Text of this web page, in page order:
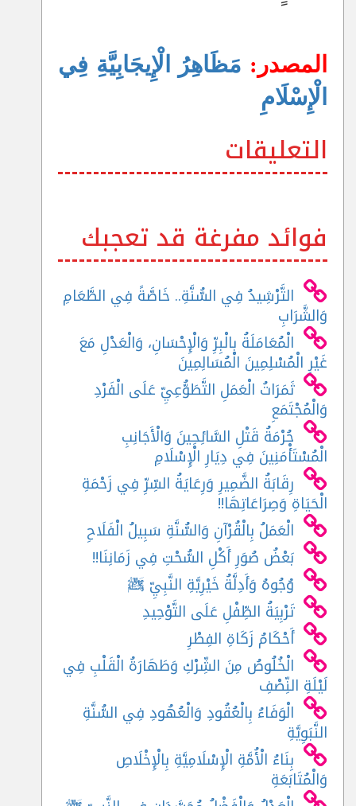
المصدر: مَظَاهِرُ الْإِيجَابِيَّةِ فِي
الْإِسْلَامِ
التعليقات
فوائد مفرغة قد تعجبك
التَّرْشِيدُ فِي السُّنَّةِ.. خَاصَّةً فِي الطَّعَامِ
وَالشَّرَابِ
الْمُعَامَلَةُ بِالْبِرِّ وَالْإِحْسَانِ، وَالْعَدْلِ مَعَ
غَيْرِ الْمُسْلِمِينَ الْمُسَالِمِينَ
ثَمَرَاتُ الْعَمَلِ التَّطَوُّعِيِّ عَلَى الْفَرْدِ
وَالْمُجْتَمَعِ
حُرْمَةُ قَتْلِ السَّائِحِينَ وَالْأَجَانِبِ
الْمُسْتَأْمَنِينَ فِي دِيَارِ الْإِسْلَامِ
رِقَابَةُ الضَّمِيرِ وَرِعَايَةُ السِّرِّ فِي زَحْمَةِ
الْحَيَاةِ وَصِرَاعَاتِهَا!!
الْعَمَلُ بِالْقُرْآنِ وَالسُّنَّةِ سَبِيلُ الْفَلَاحِ
بَعْضُ صُوَرِ أَكْلِ السُّحْتِ فِي زَمَانِنَا!!
وُجُوهُ وَأَدِلَّةُ خَيْرِيَّةِ النَّبِيِّ ﷺ
تَرْبِيَةُ الطِّفْلِ عَلَى التَّوْحِيدِ
أَحْكَامُ زَكَاةِ الفِطْرِ
الْخُلُوصُ مِنَ الشِّرْكِ وَطَهَارَةُ الْقَلْبِ فِي
لَيْلَةِ النِّصْفِ
الْوَفَاءُ بِالْعُقُودِ وَالْعُهُودِ فِي السُّنَّةِ
النَّبَوِيَّةِ
بِنَاءُ الْأُمَّةِ الْإِسْلَامِيَّةِ بِالْإِخْلَاصِ
وَالْمُتَابَعَةِ